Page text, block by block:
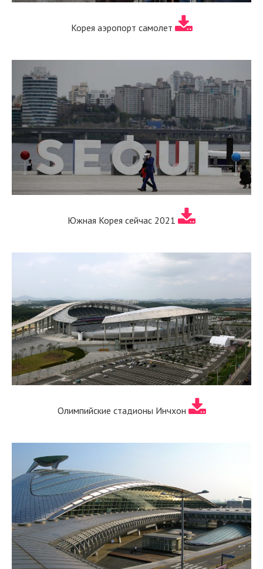
Корея аэропорт самолет
Южная Корея сейчас 2021
Олимпийские стадионы Инчхон